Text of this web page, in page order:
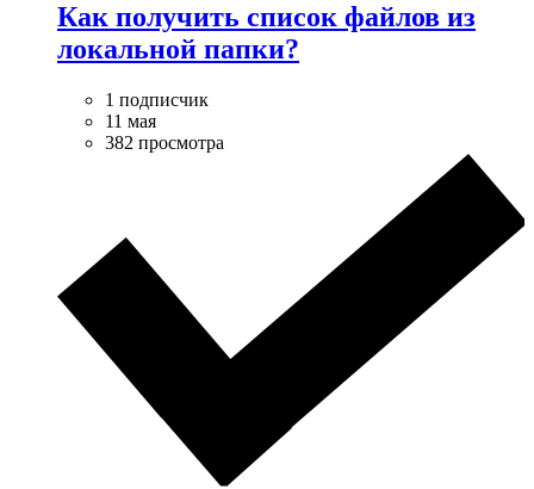
Как получить список файлов из
локальной папки?
1 подписчик
11 мая
382 просмотра